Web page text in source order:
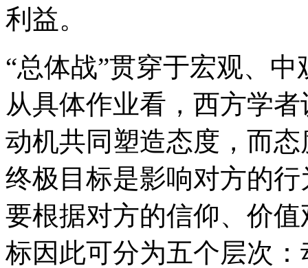
利益。
“总体战”贯穿于宏观、
从具体作业看，西方学
动机共同塑造态度，而
终极目标是影响对方的
要根据对方的信仰、价
标因此可分为五个层次